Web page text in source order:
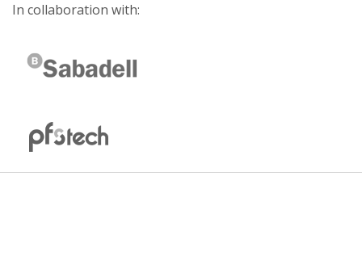
In collaboration with: